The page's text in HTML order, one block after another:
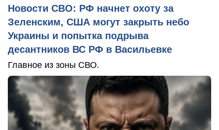
Новости СВО: РФ начнет охоту за
Зеленским, США могут закрыть небо
Украины и попытка подрыва
десантников ВС РФ в Васильевке
Главное из зоны СВО.